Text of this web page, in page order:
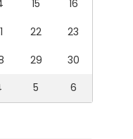
tai muu
15
16
22
23
29
30
5 6